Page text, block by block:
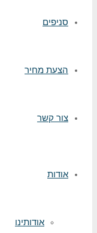
סניפים
הצעת מחיר
צור קשר
אודות
אודותינו